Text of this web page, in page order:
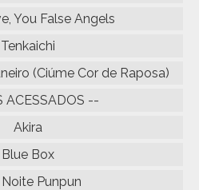
You False Angels
Tenkaichi
(Ciúme Cor de Raposa)
ACESSADOS --
Akira
Blue Box
Punpun